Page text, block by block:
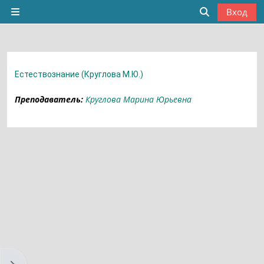
Перейти к основному содержанию
Боковая панель
Изменить
Вход
Естествознание (Круглова М.Ю.)
Преподаватель: Круглова Марина Юрьевна